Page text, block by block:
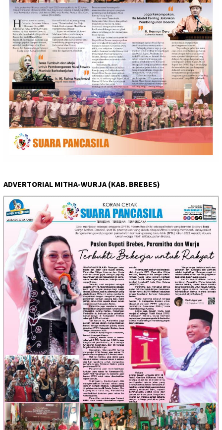
ADVERTORIAL MITHA-WURJA (KAB. BREBES)